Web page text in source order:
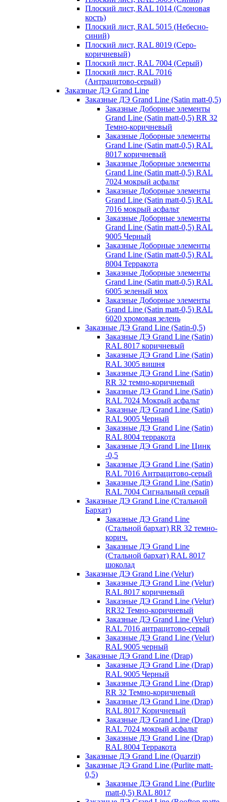
Плоский лист, RAL 1014 (Слоновая
кость)
Плоский лист, RAL 5015 (Небесно-
синий)
Плоский лист, RAL 8019 (Серо-
коричневый)
Плоский лист, RAL 7004 (Серый)
Плоский лист, RAL 7016
(Антрацитово-серый)
Заказные ДЭ Grand Line
Заказные ДЭ Grand Line (Satin matt-0,5)
Заказные Доборные элементы
Grand Line (Satin matt-0,5) RR 32
Темно-коричневый
Заказные Доборные элементы
Grand Line (Satin matt-0,5) RAL
8017 коричневый
Заказные Доборные элементы
Grand Line (Satin matt-0,5) RAL
7024 мокрый асфальт
Заказные Доборные элементы
Grand Line (Satin matt-0,5) RAL
7016 мокрый асфальт
Заказные Доборные элементы
Grand Line (Satin matt-0,5) RAL
9005 Черный
Заказные Доборные элементы
Grand Line (Satin matt-0,5) RAL
8004 Терракота
Заказные Доборные элементы
Grand Line (Satin matt-0,5) RAL
6005 зеленый мох
Заказные Доборные элементы
Grand Line (Satin matt-0,5) RAL
6020 хромовая зелень
Заказные ДЭ Grand Line (Satin-0,5)
Заказные ДЭ Grand Line (Satin)
RAL 8017 коричневый
Заказные ДЭ Grand Line (Satin)
RAL 3005 вишня
Заказные ДЭ Grand Line (Satin)
RR 32 темно-коричневый
Заказные ДЭ Grand Line (Satin)
RAL 7024 Мокрый асфальт
Заказные ДЭ Grand Line (Satin)
RAL 9005 Черный
Заказные ДЭ Grand Line (Satin)
RAL 8004 терракота
Заказные ДЭ Grand Line Цинк
-0,5
Заказные ДЭ Grand Line (Satin)
RAL 7016 Антрацитово-серый
Заказные ДЭ Grand Line (Satin)
RAL 7004 Сигнальный серый
Заказные ДЭ Grand Line (Стальной
Бархат)
Заказные ДЭ Grand Line
(Стальной бархат) RR 32 темно-
корич.
Заказные ДЭ Grand Line
(Стальной бархат) RAL 8017
шоколад
Заказные ДЭ Grand Line (Velur)
Заказные ДЭ Grand Line (Velur)
RAL 8017 коричневый
Заказные ДЭ Grand Line (Velur)
RR32 Темно-коричневый
Заказные ДЭ Grand Line (Velur)
RAL 7016 антрацитово-серый
Заказные ДЭ Grand Line (Velur)
RAL 9005 черный
Заказные ДЭ Grand Line (Drap)
Заказные ДЭ Grand Line (Drap)
RAL 9005 Черный
Заказные ДЭ Grand Line (Drap)
RR 32 Темно-коричневый
Заказные ДЭ Grand Line (Drap)
RAL 8017 Коричневый
Заказные ДЭ Grand Line (Drap)
RAL 7024 мокрый асфальт
Заказные ДЭ Grand Line (Drap)
RAL 8004 Терракота
Заказные ДЭ Grand Line (Quarzit)
Заказные ДЭ Grand Line (Purlite matt-
0,5)
Заказные ДЭ Grand Line (Purlite
matt-0,5) RAL 8017